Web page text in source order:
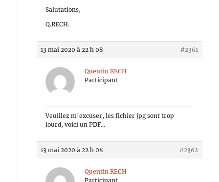
Salutations,
Q.RECH.
13 mai 2020 à 22 h 08 #2361
Quentin RECH
Participant
Veuillez m’excuser, les fichier jpg sont trop
lourd, voici un PDF…
13 mai 2020 à 22 h 08 #2362
Quentin RECH
Participant